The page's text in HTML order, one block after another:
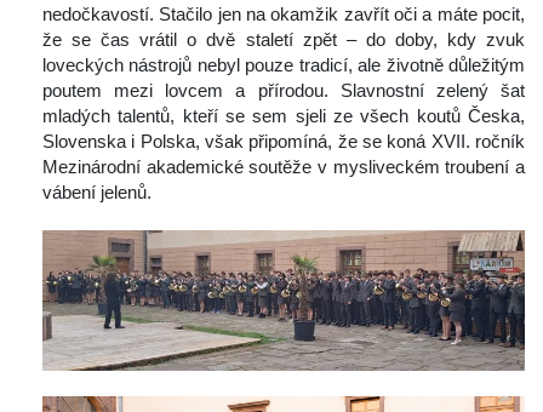
nedočkavostí. Stačilo jen na okamžik zavřít oči a máte pocit,
že se čas vrátil o dvě staletí zpět – do doby, kdy zvuk
loveckých nástrojů nebyl pouze tradicí, ale životně důležitým
poutem mezi lovcem a přírodou. Slavnostní zelený šat
mladých talentů, kteří se sem sjeli ze všech koutů Česka,
Slovenska i Polska, však připomíná, že se koná XVII. ročník
Mezinárodní akademické soutěže v mysliveckém troubení a
vábení jelenů.